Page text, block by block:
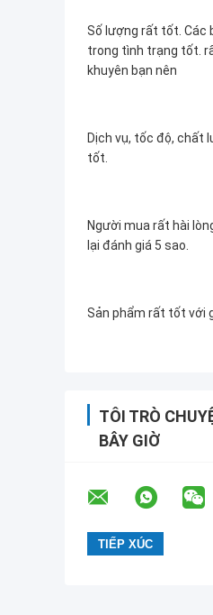
Số lượng rất tốt. Các
trong tình trạng tốt.
khuyên bạn nên
Dịch vụ, tốc độ, chất
tốt.
Người mua rất hài
lại đánh giá 5 sao.
Sản phẩm rất tốt với
TÔI TRÒ
BÂY GIỜ